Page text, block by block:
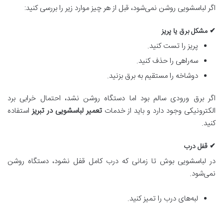
اگر لباسشویی روشن نمی‌شود، قبل از هر چیز موارد زیر را بررسی کنید:
✔ مشکل برق یا پریز
پریز را تست کنید.
سه‌راهی را حذف کنید.
دوشاخه را مستقیم به برق بزنید.
اگر برق ورودی سالم بود اما دستگاه روشن نشد، احتمال خرابی برد
الکترونیکی وجود دارد و باید از خدماتتعمیر لباسشویی در تبریز استفاده
کنید.
✔ قفل درب
در لباسشویی بوش تا زمانی که درب کامل قفل نشود، دستگاه روشن
نمی‌شود.
لبه‌های درب را تمیز کنید.